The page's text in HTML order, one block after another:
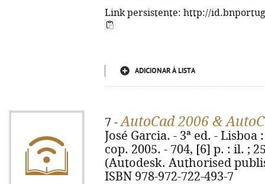
Link persistente: http://
ADICIONAR À LISTA
7 -AutoCad 2006 &
José Garcia. - 3ª ed. -
cop. 2005. - 704, [6] p. : il. ;
(Autodesk. Authorised
ISBN 978-972-722-493-7